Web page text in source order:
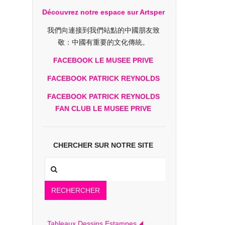
Découvrez notre espace sur Artsper
我們向連接到我們站點的中國朋友致
敬：中國有重要的文化傳統。
FACEBOOK LE MUSEE PRIVE
FACEBOOK PATRICK REYNOLDS
FACEBOOK PATRICK REYNOLDS
FAN CLUB LE MUSEE PRIVE
CHERCHER SUR NOTRE SITE
RECHERCHER